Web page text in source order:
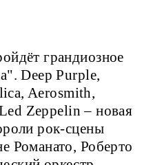
грандиозное
Deep Purple,
Aerosmith,
Zeppelin – новая
рок-сцены
Романато, Роберто